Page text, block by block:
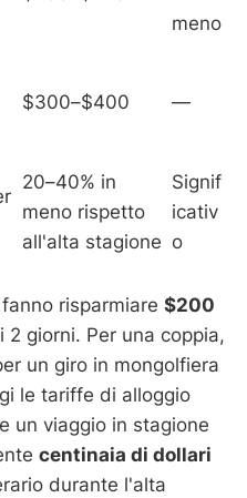
meno
$300–$400 —
20–40% in
meno rispetto
all'alta stagione
Signif
icativ
o
risparmiare $200
2 giorni. Per una coppia,
un giro in mongolfiera
le tariffe di alloggio
un viaggio in stagione
centinaia di dollari
durante l'alta